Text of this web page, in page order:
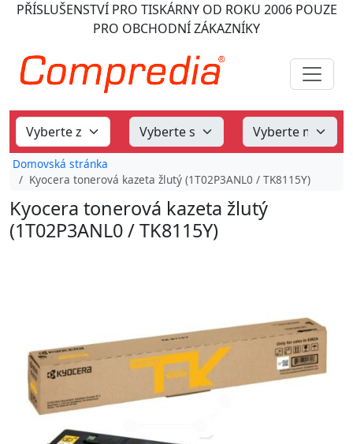
PŘÍSLUŠENSTVÍ PRO TISKÁRNY OD ROKU 2006POUZE
PRO OBCHODNÍ ZÁKAZNÍKY
Domovská stránka
Kyocera tonerová kazeta žlutý (1T02P3ANL0 / TK8115Y)
Kyocera tonerová kazeta žlutý
(1T02P3ANL0 / TK8115Y)